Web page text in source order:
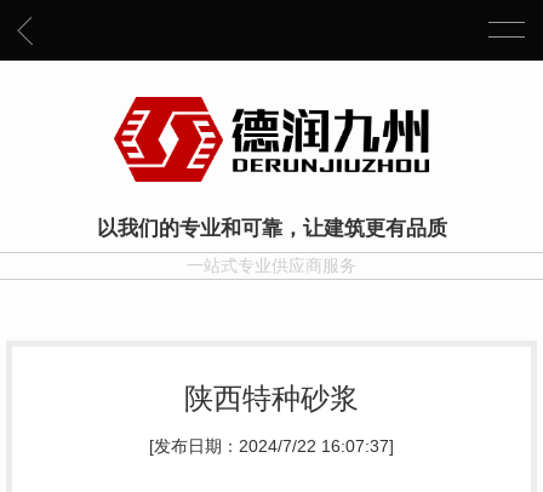
以我们的专业和可靠，让建筑更有品质
一站式专业供应商服务
陕西特种砂浆
[发布日期：2024/7/22 16:07:37]